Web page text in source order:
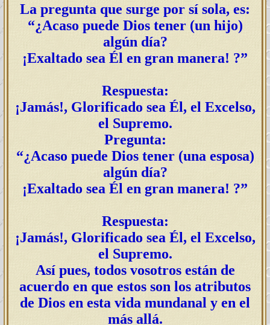
La pregunta que surge por sí sola, es:
“¿Acaso puede Dios tener (un hijo)
algún día?
¡Exaltado sea Él en gran manera! ?”
Respuesta:
¡Jamás!, Glorificado sea Él, el Excelso,
el Supremo.
Pregunta:
“¿Acaso puede Dios tener (una esposa)
algún día?
¡Exaltado sea Él en gran manera! ?”
Respuesta:
¡Jamás!, Glorificado sea Él, el Excelso,
el Supremo.
Así pues, todos vosotros están de
acuerdo en que estos son los atributos
de Dios en esta vida mundanal y en el
más allá.